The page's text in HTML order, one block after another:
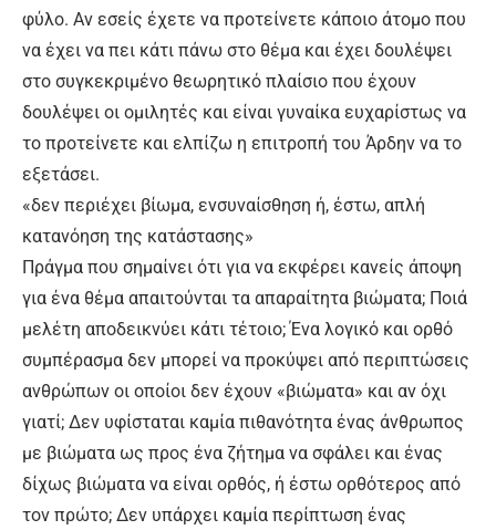
φύλο. Αν εσείς έχετε να προτείνετε κάποιο άτομο που
να έχει να πει κάτι πάνω στο θέμα και έχει δουλέψει
στο συγκεκριμένο θεωρητικό πλαίσιο που έχουν
δουλέψει οι ομιλητές και είναι γυναίκα ευχαρίστως να
το προτείνετε και ελπίζω η επιτροπή του Άρδην να το
εξετάσει.
«δεν περιέχει βίωμα, ενσυναίσθηση ή, έστω, απλή
κατανόηση της κατάστασης»
Πράγμα που σημαίνει ότι για να εκφέρει κανείς άποψη
για ένα θέμα απαιτούνται τα απαραίτητα βιώματα; Ποιά
μελέτη αποδεικνύει κάτι τέτοιο; Ένα λογικό και ορθό
συμπέρασμα δεν μπορεί να προκύψει από περιπτώσεις
ανθρώπων οι οποίοι δεν έχουν «βιώματα» και αν όχι
γιατί; Δεν υφίσταται καμία πιθανότητα ένας άνθρωπος
με βιώματα ως προς ένα ζήτημα να σφάλει και ένας
δίχως βιώματα να είναι ορθός, ή έστω ορθότερος από
τον πρώτο; Δεν υπάρχει καμία περίπτωση ένας